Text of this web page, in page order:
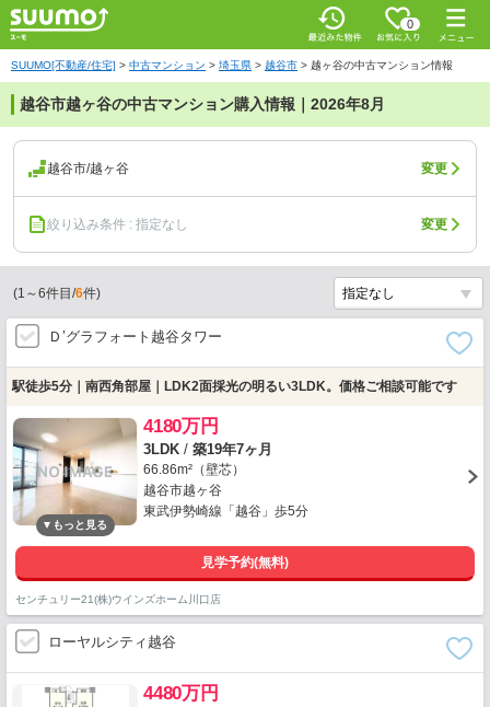
0
SUUMO[不動産/住宅] > 中古マンション > 埼玉県 > 越谷市 > 越ヶ谷の中古マンション情報
越谷市越ヶ谷の中古マンション購入情報｜2026年8月
越谷市/越ヶ谷 変更
絞り込み条件 : 指定なし 変更
(1 ～6件目/6件)
Ｄ’グラフォート越谷タワー
駅徒歩5分｜南西角部屋｜LDK2面採光の明るい3LDK。価格ご相談可能です
4180万円
3LDK / 築19年7ヶ月
66.86m²（壁芯）
越谷市越ヶ谷
東武伊勢崎線「越谷」歩5分
見学予約(無料)
センチュリー21(株)ウインズホーム川口店
ローヤルシティ越谷
4480万円